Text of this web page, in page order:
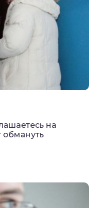
на
обмануть